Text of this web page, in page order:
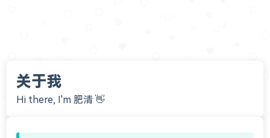
关于我
Hi there, I'm 肥清 👋